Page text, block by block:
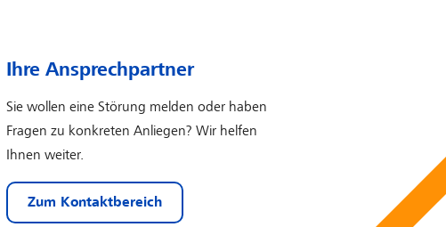
Ihre Ansprechpartner
Sie wollen eine Störung melden oder haben
Fragen zu konkreten Anliegen? Wir helfen
Ihnen weiter.
Zum Kontaktbereich